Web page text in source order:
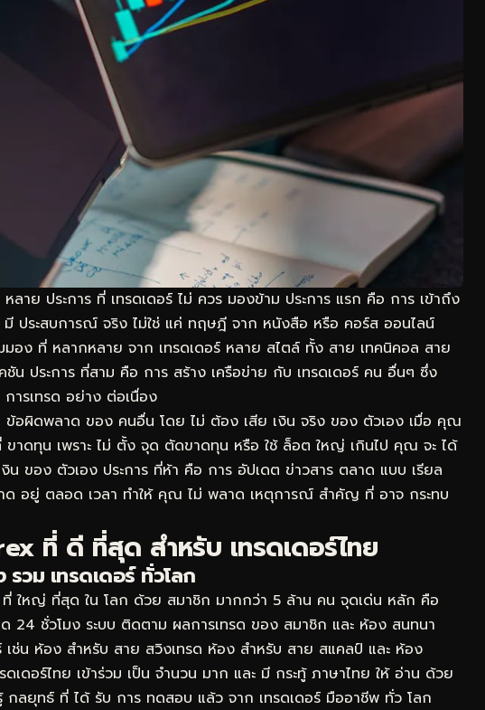
ลาย ประการ ที่ เทรดเดอร์ ไม่ ควร มองข้าม ประการ แรก คือ การ เข้าถึง
มี ประสบการณ์ จริง ไม่ใช่ แค่ ทฤษฎี จาก หนังสือ หรือ คอร์ส ออนไลน์
มอง ที่ หลากหลาย จาก เทรดเดอร์ หลาย สไตล์ ทั้ง สาย เทคนิคอล สาย
น ประการ ที่สาม คือ การ สร้าง เครือข่าย กับ เทรดเดอร์ คน อื่นๆ ซึ่ง
ารเทรด อย่าง ต่อเนื่อง
ข้อผิดพลาด ของ คนอื่น โดย ไม่ ต้อง เสีย เงิน จริง ของ ตัวเอง เมื่อ คุณ
ขาดทุน เพราะ ไม่ ตั้ง จุด ตัดขาดทุน หรือ ใช้ ล็อต ใหญ่ เกินไป คุณ จะ ได้
ของ ตัวเอง ประการ ที่ห้า คือ การ อัปเดต ข่าวสาร ตลาด แบบ เรียล
อยู่ ตลอด เวลา ทำให้ คุณ ไม่ พลาด เหตุการณ์ สำคัญ ที่ อาจ กระทบ
ที่ ดี ที่สุด สำหรับ เทรดเดอร์ไทย
วม เทรดเดอร์ ทั่วโลก
ที่ ใหญ่ ที่สุด ใน โลก ด้วย สมาชิก มากกว่า 5 ล้าน คน จุดเด่น หลัก คือ
24 ชั่วโมง ระบบ ติดตาม ผลการเทรด ของ สมาชิก และ ห้อง สนทนา
เช่น ห้อง สำหรับ สาย สวิงเทรด ห้อง สำหรับ สาย สแคลป์ และ ห้อง
ดเดอร์ไทย เข้าร่วม เป็น จำนวน มาก และ มี กระทู้ ภาษาไทย ให้ อ่าน ด้วย
ลยุทธ์ ที่ ได้ รับ การ ทดสอบ แล้ว จาก เทรดเดอร์ มืออาชีพ ทั่ว โลก